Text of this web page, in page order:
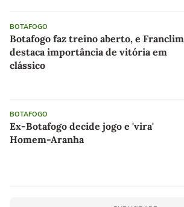
BOTAFOGO
Botafogo faz treino aberto, e Franclim
destaca importância de vitória em
clássico
BOTAFOGO
Ex-Botafogo decide jogo e 'vira'
Homem-Aranha